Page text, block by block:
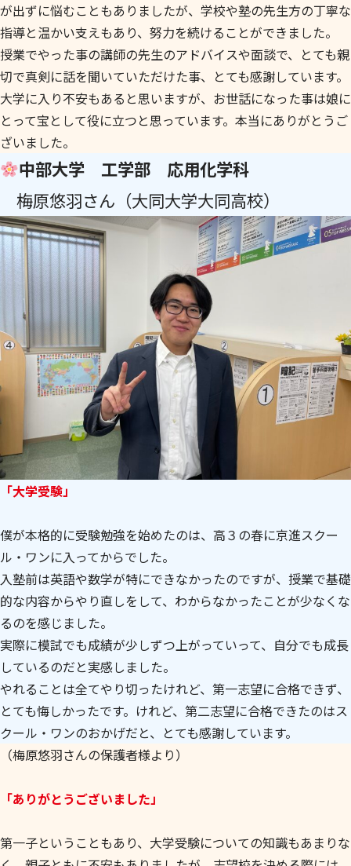
が出ずに悩むこともありましたが、学校や塾の先生方の丁寧な
指導と温かい支えもあり、努力を続けることができました。
授業でやった事の講師の先生のアドバイスや面談で、とても親
切で真剣に話を聞いていただけた事、とても感謝しています。
大学に入り不安もあると思いますが、お世話になった事は娘に
とって宝として役に立つと思っています。本当にありがとうご
ざいました。
中部大学 工学部 応用化学科
梅原悠羽さん（大同大学大同高校）
「大学受験」
僕が本格的に受験勉強を始めたのは、高３の春に京進スクー
ル・ワンに入ってからでした。
入塾前は英語や数学が特にできなかったのですが、授業で基礎
的な内容からやり直しをして、わからなかったことが少なくな
るのを感じました。
実際に模試でも成績が少しずつ上がっていって、自分でも成長
しているのだと実感しました。
やれることは全てやり切ったけれど、第一志望に合格できず、
とても悔しかったです。けれど、第二志望に合格できたのはス
クール・ワンのおかげだと、とても感謝しています。
（梅原悠羽さんの保護者様より）
「ありがとうございました」
第一子ということもあり、大学受験についての知識もあまりな